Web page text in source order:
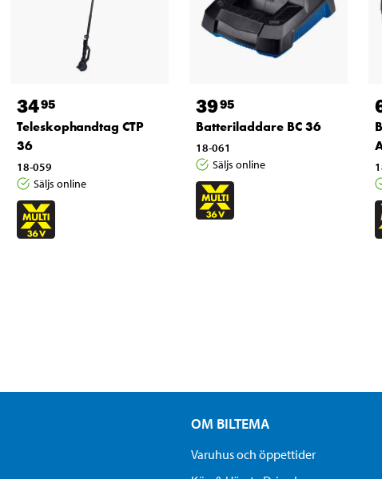
3495
Teleskophandtag CTP
36
18-059
Säljs online
3995
Batteriladdare BC 36
18-061
Säljs online
OM BILTEMA
Varuhus och öppettider